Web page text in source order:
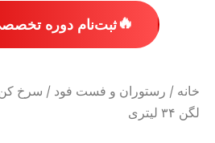
🔥ثبت‌نام دوره
خانه / رستوران و فست فود / سرخ
لگن ۳۴ لیتری